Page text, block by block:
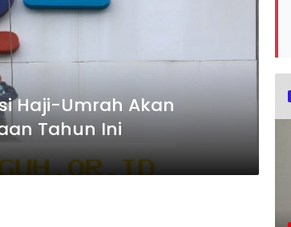
Haji-Umrah Akan
Tahun Ini